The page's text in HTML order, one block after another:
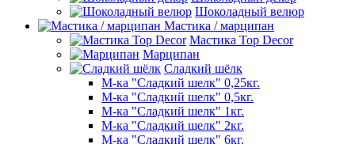
Шоколадный велюр
Мастика / марципан
Мастика Top Decor
Марципан
Сладкий шёлк
М-ка "Сладкий шелк" 0,25кг.
М-ка "Сладкий шелк" 0,5кг.
М-ка "Сладкий шелк" 1кг.
М-ка "Сладкий шелк" 2кг.
М-ка "Сладкий шелк" 6кг.